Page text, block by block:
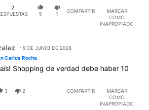
2
5 1
COMPARTIR
MARCAR
COMO
INAPROPIADO
9 DE JUNIO DE 2026
Carlos Rocha
Shopping de verdad debe haber 10
3 2 COMPARTIR
MARCAR
COMO
INAPROPIADO